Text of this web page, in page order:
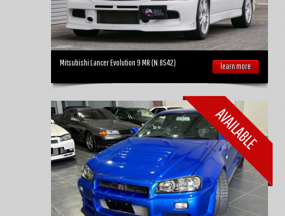
Mitsubishi Lancer Evolution 9 MR (N.8542) learn more